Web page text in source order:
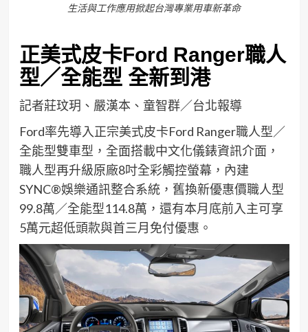
生活與工作應用掀起台灣專業用車新革命
正美式皮卡Ford Ranger職人
型／全能型 全新到港
記者莊玟玥、嚴漢本、童智群／台北報導
Ford率先導入正宗美式皮卡Ford Ranger職人型／
全能型雙車型，全面搭載中文化儀錶資訊介面，
職人型再升級原廠8吋全彩觸控螢幕，內建
SYNC®娛樂通訊整合系統，舊換新優惠價職人型
99.8萬／全能型114.8萬，還有本月底前入主可享
5萬元超低頭款與首三月免付優惠。